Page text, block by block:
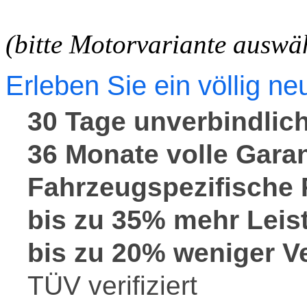
(bitte Motorvariante
Erleben Sie ein völlig
30 Tage
36 Monate volle
Fahrzeugspezifische
bis zu 35% mehr
bis zu 20% weniger
TÜV verifiziert